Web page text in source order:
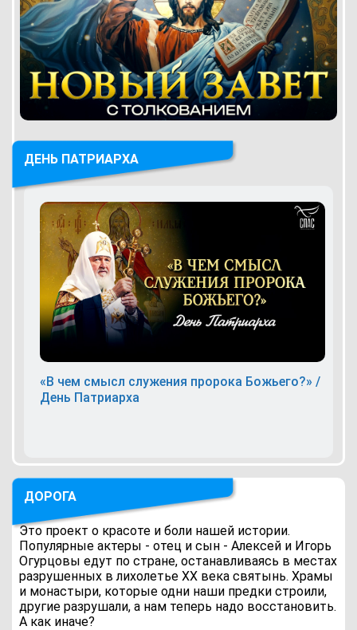
ДЕНЬ ПАТРИАРХА
«В чем смысл служения пророка Божьего?» /
День Патриарха
ДОРОГА
Это проект о красоте и боли нашей истории.
Популярные актеры - отец и сын - Алексей и Игорь
Огурцовы едут по стране, останавливаясь в местах
разрушенных в лихолетье ХХ века святынь. Храмы
и монастыри, которые одни наши предки строили,
другие разрушали, а нам теперь надо восстановить.
А как иначе?